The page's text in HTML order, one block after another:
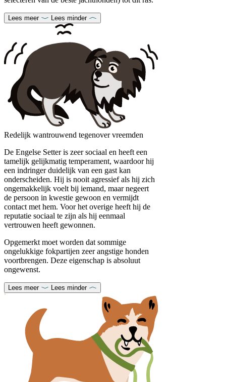
Lees meer Lees minder
Redelijk wantrouwend tegenover vreemden
De Engelse Setter is zeer sociaal en heeft een
tamelijk gelijkmatig temperament, waardoor hij
een indringer duidelijk van een gast kan
onderscheiden. Hij is nooit agressief als hij zich
ongemakkelijk voelt bij iemand, maar negeert
de persoon in kwestie gewoon en vermijdt
contact met hem. Voor het overige heeft hij de
reputatie sociaal te zijn als hij eenmaal
vertrouwen heeft gewonnen.
Opgemerkt moet worden dat sommige
ongelukkige fokpartijen zeer angstige honden
voortbrengen. Deze eigenschap is absoluut
ongewenst.
Lees meer Lees minder